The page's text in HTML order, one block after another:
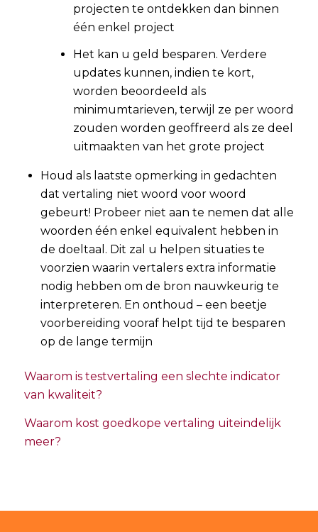
projecten te ontdekken dan binnen
één enkel project
Het kan u geld besparen. Verdere
updates kunnen, indien te kort,
worden beoordeeld als
minimumtarieven, terwijl ze per woord
zouden worden geoffreerd als ze deel
uitmaakten van het grote project
Houd als laatste opmerking in gedachten
dat vertaling niet woord voor woord
gebeurt! Probeer niet aan te nemen dat alle
woorden één enkel equivalent hebben in
de doeltaal. Dit zal u helpen situaties te
voorzien waarin vertalers extra informatie
nodig hebben om de bron nauwkeurig te
interpreteren. En onthoud – een beetje
voorbereiding vooraf helpt tijd te besparen
op de lange termijn
Waarom is testvertaling een slechte indicator
van kwaliteit?
Waarom kost goedkope vertaling uiteindelijk
meer?